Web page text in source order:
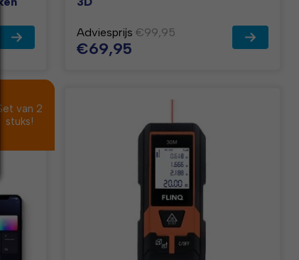
Adviesprijs €99,95
€69,95
Set van 2
stuks!
Set van 2
stuks!